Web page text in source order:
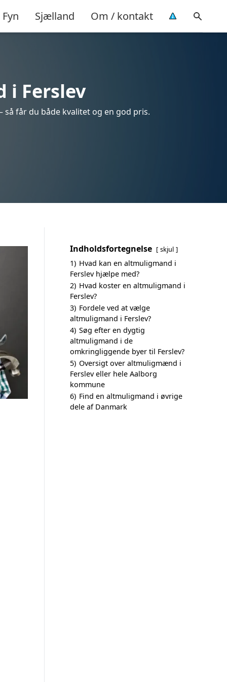
Fyn Sjælland Om / kontakt
Ferslev
får du både kvalitet og en god pris.
Indholdsfortegnelse skjul
1) Hvad kan en altmuligmand i
Ferslev hjælpe med?
2) Hvad koster en altmuligmand i
Ferslev?
3) Fordele ved at vælge
altmuligmand i Ferslev?
4) Søg efter en dygtig
altmuligmand i de
omkringliggende byer til Ferslev?
5) Oversigt over altmuligmænd i
Ferslev eller hele Aalborg
kommune
6) Find en altmuligmand i øvrige
dele af Danmark